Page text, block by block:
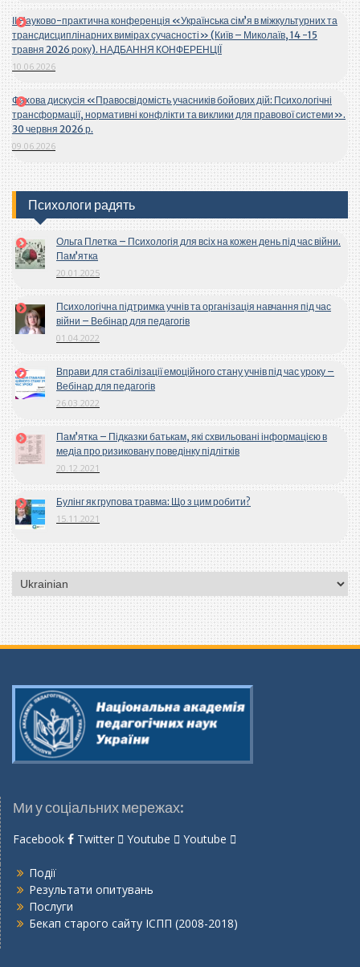
ІІ Науково-практична конференція «Українська сім’я в міжкультурних та
трансдисциплінарних вимірах сучасності» (Київ – Миколаїв, 14 -15
травня 2026 року). НАДБАННЯ КОНФЕРЕНЦІЇ
10.06.2026
Фахова дискусія «Правосвідомість учасників бойових дій: Психологічні
трансформації, нормативні конфлікти та виклики для правової системи».
30 червня 2026 р.
09.06.2026
Психологи радять
Ольга Плетка – Психологія для всіх на кожен день під час війни.
Пам’ятка
20.01.2025
Психологічна підтримка учнів та організація навчання під час
війни – Вебінар для педагогів
01.04.2022
Вправи для стабілізації емоційного стану учнів під час уроку –
Вебінар для педагогів
26.03.2022
Пам’ятка – Підказки батькам, які схвильовані інформацією в
медіа про ризиковану поведінку підлітків
20.12.2021
Булінг як групова травма: Що з цим робити?
15.11.2021
Вибрати
мову
Ми у соціальних мережах:
Facebook Twitter Youtube Youtube
Події
Результати опитувань
Послуги
Бекап старого сайту ІСПП (2008-2018)